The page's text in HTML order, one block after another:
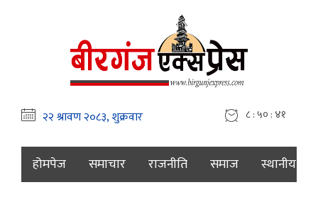
८ : ५० : ४२
होमपेज समाचार राजनीति समाज स्थानीय